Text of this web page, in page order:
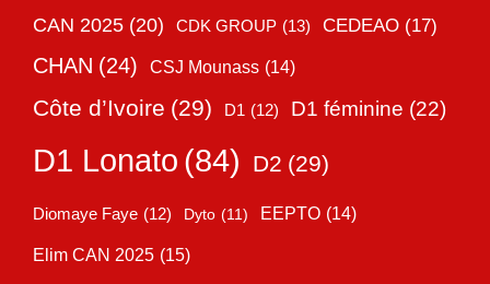
CAN 2025 (20) CDK GROUP (13) CEDEAO (17)
CHAN (24) CSJ Mounass (14)
Côte d’Ivoire (29) D1 (12) D1 féminine (22)
D1 Lonato (84) D2 (29)
Diomaye Faye (12) Dyto (11) EEPTO (14)
Elim CAN 2025 (15)